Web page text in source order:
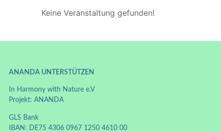
Keine Veranstaltung gefunden!
ANANDA UNTERSTÜTZEN
In Harmony with Nature e.V
Projekt: ANANDA
GLS Bank
IBAN: DE75 4306 0967 1250 4610 00